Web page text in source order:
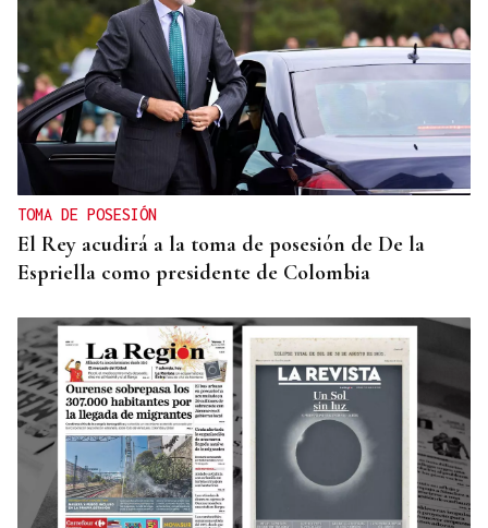
TOMA DE POSESIÓN
El Rey acudirá a la toma de posesión de De la
Espriella como presidente de Colombia